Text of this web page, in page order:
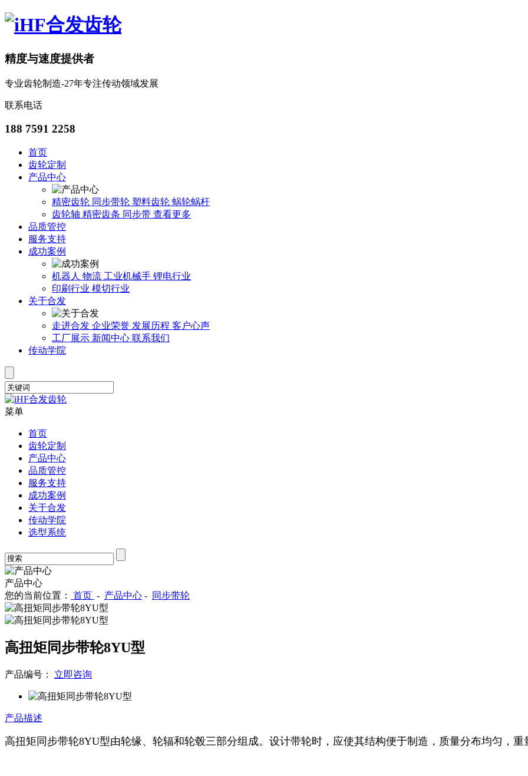
精度与速度提供者
专业齿轮制造-27年专注传动领域发展
联系电话
188 7591 2258
首页
齿轮定制
产品中心
精密齿轮 同步带轮 塑料齿轮 蜗轮蜗杆
齿轮轴 精密齿条 同步带 查看更多
品质管控
服务支持
成功案例
机器人 物流 工业机械手 锂电行业
印刷行业 模切行业
关于合发
走进合发 企业荣誉 发展历程 客户心声
工厂展示 新闻中心 联系我们
传动学院
菜单
首页
齿轮定制
产品中心
品质管控
服务支持
成功案例
关于合发
传动学院
选型系统
产品中心
您的当前位置：
首页 - 产品中心 - 同步带轮
高扭矩同步带轮8YU型
产品编号： 立即咨询
产品描述
高扭矩同步带轮8YU型由轮缘、轮辐和轮毂三部分组成。设计带轮时，应使其结构便于制造，质量分布均匀，重